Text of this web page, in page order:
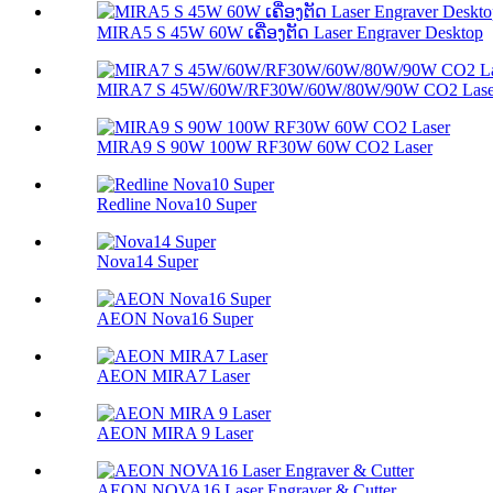
MIRA5 S 45W 60W ເຄື່ອງຕັດ Laser Engraver Desktop
MIRA7 S 45W/60W/RF30W/60W/80W/90W CO2
MIRA9 S 90W 100W RF30W 60W CO2 Laser
Redline Nova10 Super
Nova14 Super
AEON Nova16 Super
AEON MIRA7 Laser
AEON MIRA 9 Laser